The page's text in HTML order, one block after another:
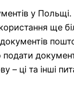
у
ще
подати
ці та інші